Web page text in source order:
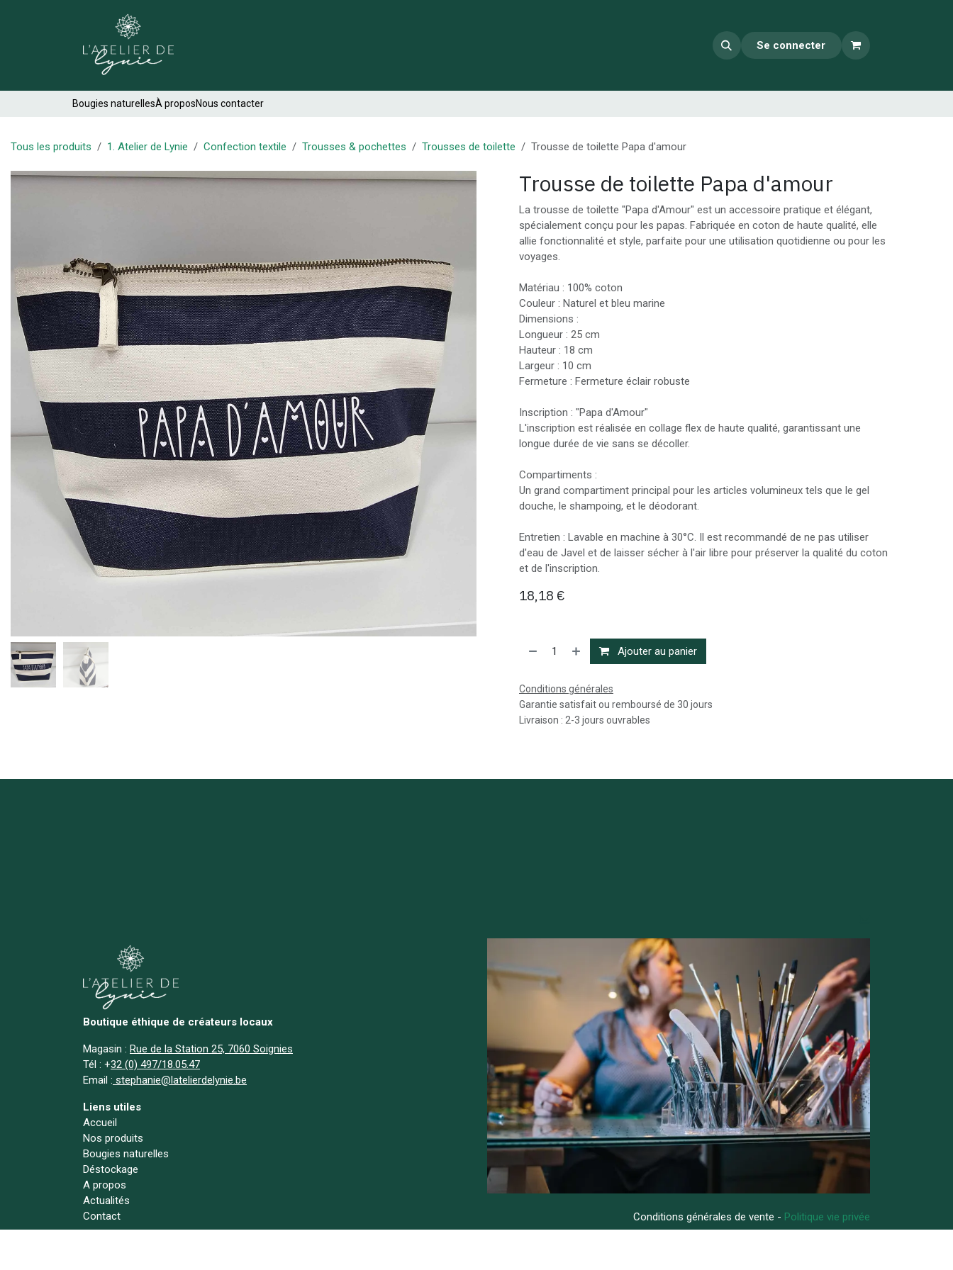
Se connecter
Bougies naturellesÀ proposNous contacter
Tous les produits 1. Atelier de Lynie Confection textile Trousses & pochettes Trousses de toilette Trousse de toilette Papa d'amour
Trousse de toilette Papa d'amour
La trousse de toilette "Papa d'Amour" est un accessoire pratique et élégant,
spécialement conçu pour les papas. Fabriquée en coton de haute qualité, elle
allie fonctionnalité et style, parfaite pour une utilisation quotidienne ou pour les
voyages.
Matériau : 100% coton
Couleur : Naturel et bleu marine
Dimensions :
Longueur : 25 cm
Hauteur : 18 cm
Largeur : 10 cm
Fermeture : Fermeture éclair robuste
Inscription : "Papa d'Amour"
L'inscription est réalisée en collage flex de haute qualité, garantissant une
longue durée de vie sans se décoller.
Compartiments :
Un grand compartiment principal pour les articles volumineux tels que le gel
douche, le shampoing, et le déodorant.
Entretien : Lavable en machine à 30°C. Il est recommandé de ne pas utiliser
d'eau de Javel et de laisser sécher à l'air libre pour préserver la qualité du coton
et de l'inscription.
18,18 €
Ajouter au panier
Conditions générales
Garantie satisfait ou remboursé de 30 jours
Livraison : 2-3 jours ouvrables
Boutique éthique de créateurs locaux
Magasin : Rue de la Station 25, 7060 Soignies
Tél : +32 (0) 497/18.05.47
Email : stephanie@latelierdelynie.be
Liens utiles
Accueil
Nos produits
Bougies naturelles
Déstockage
A propos
Actualités
Contact
Conditions générales de vente - Politique vie privée